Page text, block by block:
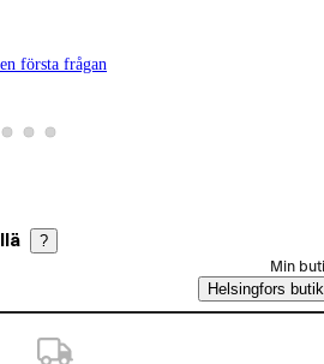
första frågan
1
produktbild 2
Visa produktbild 3
Visa produktbild 4
Visa produktbild 5
?
Min
Helsingfors butik